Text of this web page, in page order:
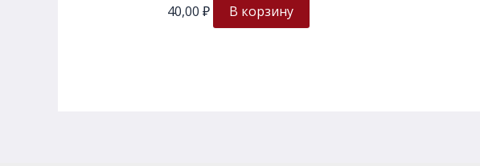
40,00 ₽ В корзину